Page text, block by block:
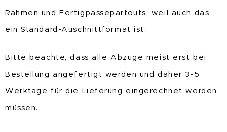
Rahmen und Fertigpassepartouts, weil auch das
ein Standard-Auschnittformat ist.
Bitte beachte, dass alle Abzüge meist erst bei
Bestellung angefertigt werden und daher 3-5
Werktage für die Lieferung eingerechnet werden
müssen.